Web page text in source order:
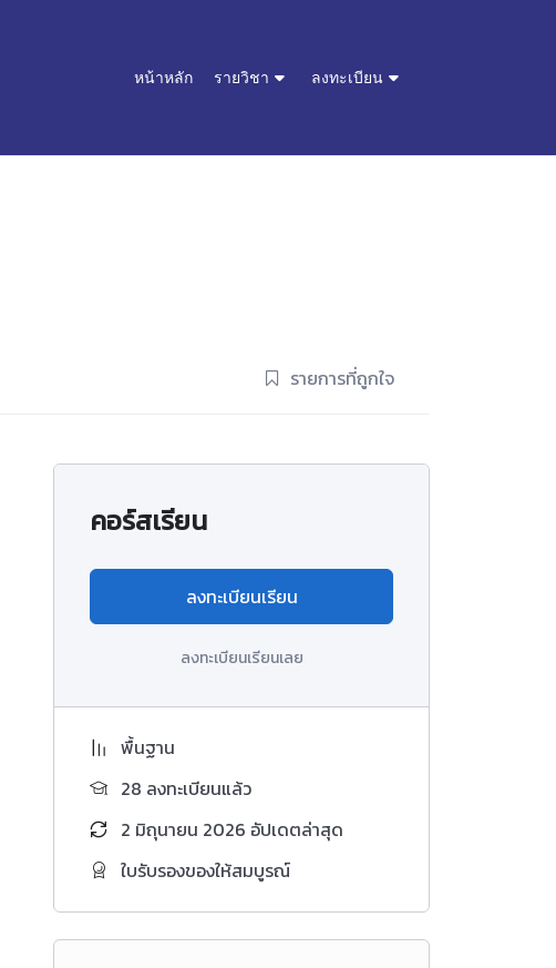
หน้าหลัก รายวิชา ลงทะเบียน
รายการที่ถูกใจ
คอร์สเรียน
ลงทะเบียนเรียน
ลงทะเบียนเรียนเลย
พื้นฐาน
28 ลงทะเบียนแล้ว
2 มิถุนายน 2026 อัปเดตล่าสุด
ใบรับรองของให้สมบูรณ์